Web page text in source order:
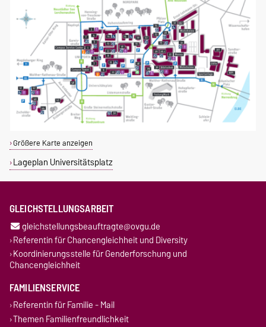
Größere Karte anzeigen
Lageplan Universitätsplatz
GLEICHSTELLUNGSARBEIT
gleichstellungsbeauftragte@ovgu.de
Referentin für Chancengleichheit und Diversity
Koordinierungsstelle für Genderforschung und
Chancengleichheit
FAMILIENSERVICE
Referentin für Familie - Mail
Themen Familienfreundlichkeit